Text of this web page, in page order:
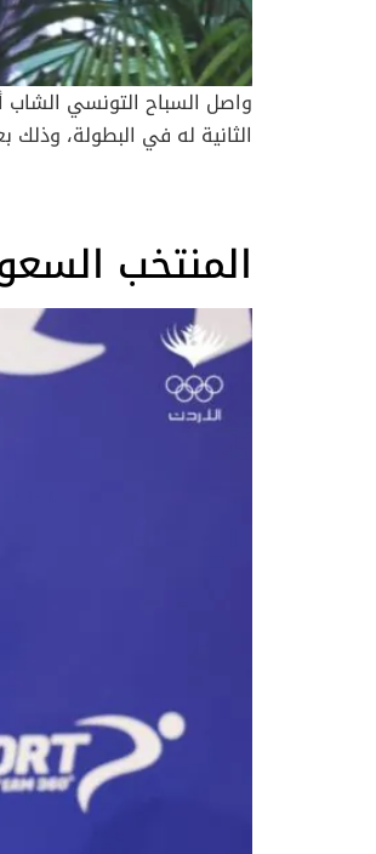
واصل السباح التونسي الشاب
الأقوى ذهنيًا”: سر النجاح
حيث أظهر قدرة فائقة على
المزدوج في بطولة العالم
المستمر وصعوده السريع
المنتخب